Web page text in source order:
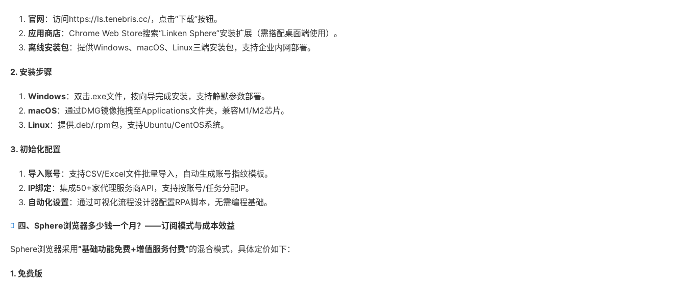
官网 ：访问https://ls.tenebris.cc/，点击“下载”按钮。
应用商店：Chrome Web Store搜索“Linken Sphere”安装扩展（需搭配桌面端使用）。
离线安装包：提供Windows、macOS、Linux三端安装包，支持企业内网部署。
2. 安装步骤
Windows：双击.exe文件，按向导完成安装，支持静默参数部署。
macOS：通过DMG镜像拖拽至Applications文件夹，兼容M1/M2芯片。
Linux：提供.deb/.rpm包，支持Ubuntu/CentOS系统。
3. 初始化配置
导入账号 ：支持CSV/Excel文件批量导入，自动生成账号指纹模板。
IP绑定 ：集成50+家代理服务商API，支持按账号/任务分配IP。
自动化设置 ：通过可视化流程设计器配置RPA脚本，无需编程基础。
四、Sphere浏览器多少钱一个月？——订阅模式与成本效益
Sphere浏览器采用“基础功能免费+增值服务付费”的混合模式，具体定价如下：
1. 免费版